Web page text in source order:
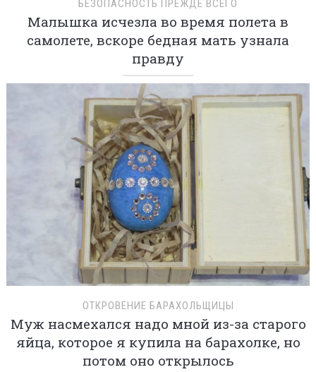
БЕЗОПАСНОСТЬ ПРЕЖДЕ ВСЕГО
Малышка исчезла во время полета в
самолете, вскоре бедная мать узнала
правду
ОТКРОВЕНИЕ БАРАХОЛЬЩИЦЫ
Муж насмехался надо мной из-за старого
яйца, которое я купила на барахолке, но
потом оно открылось